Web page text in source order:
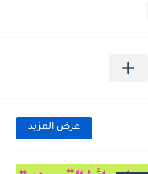
عرض المزيد